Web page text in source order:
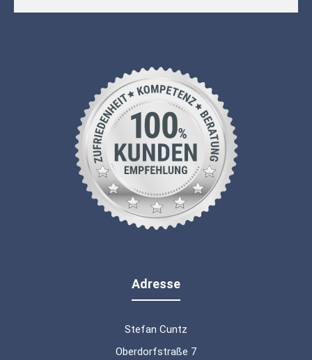
Adresse
Stefan Cuntz
Oberdorfstraße 7